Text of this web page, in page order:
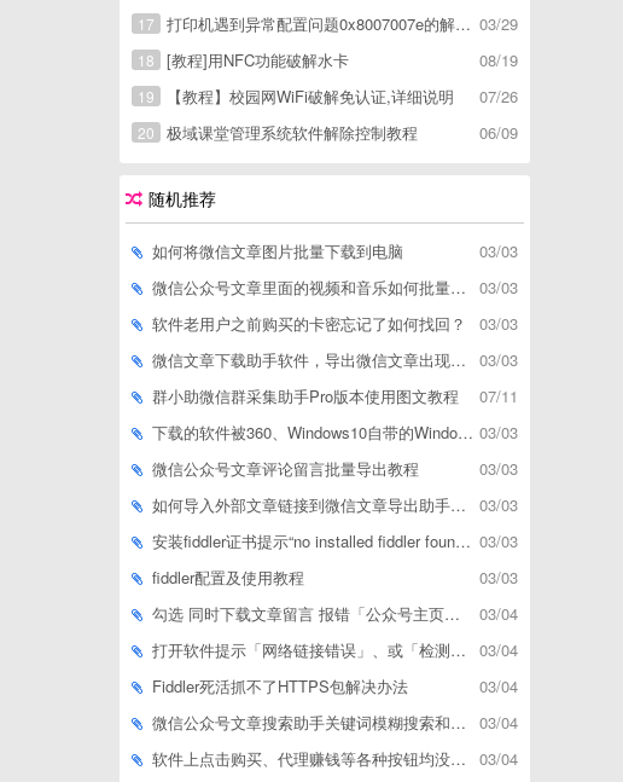
03/29
17
打印机遇到异常配置问题0x8007007e的解决方
08/19
18
[教程]用NFC功能破解水卡
07/26
19
【教程】校园网WiFi破解免认证,详细说明
06/09
20 极域课堂管理系统软件解除控制教程
随机推荐
03/03
如何将微信文章图片批量下载到电脑
03/03
微信公众号文章里面的视频和音乐如何批量下载到电脑上
03/03
软件老用户之前购买的卡密忘记了如何找回？
03/03
微信文章下载助手软件，导出微信文章出现「导出失败*篇」如何解决
07/11
群小助微信群采集助手Pro版本使用图文教程
03/03
下载的软件被360、Windows10自带的Windows Defender、腾讯管家等杀毒软件误删了怎么解决
03/03
微信公众号文章评论留言批量导出教程
03/03
如何导入外部文章链接到微信文章导出助手批量下载，附上3种方式
03/03
安装fiddler证书提示“no installed fiddler found”或开启代理ip失败
03/03
fiddler配置及使用教程
03/04
勾选 同时下载文章留言 报错「公众号主页和加载cookie参数不能为空」
03/04
打开软件提示「网络链接错误」、或「检测版本更新失败」等网络问题解决方案
03/04
Fiddler死活抓不了HTTPS包解决办法
03/04
微信公众号文章搜索助手关键词模糊搜索和精确匹配搜索的区别
03/04
软件上点击购买、代理赚钱等各种按钮均没有反应，不打开相应网址怎么解决